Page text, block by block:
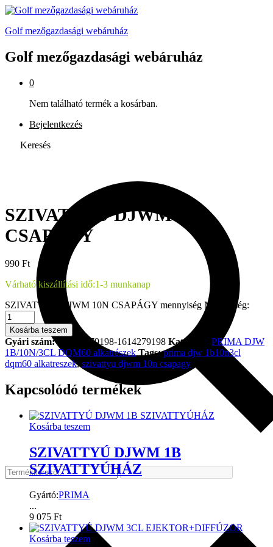
Golf mezőgazdasági webáruház
Golf mezőgazdasági webáruház
0
Nem található termék a kosárban.
Bejelentkezés
Keresés
SZIVATTYÚ DJWM 10N
CSAPÁGY
990 Ft
Várható kiszállítási idő:1-3 munkanap
SZIVATTYÚ DJWM 10N CSAPÁGY mennyiség Mennyiség:
Kosárba teszem
Gyári szám: 0-1614279198-1614279198 Kategória PRIMA DJW
1B/10N/3CL DQM60 alkatrészek Tags:prima djw 1b10n3cl
dqm60 alkatreszek, szivattyu djwm 10n csapagy
Kapcsolódó termékek
Kosárba teszem
SZIVATTYÚ DJWM 1B
SZIVATTYÚHÁZ
Gyártó:PRIMA
...
9 075 Ft
Kosárba teszem